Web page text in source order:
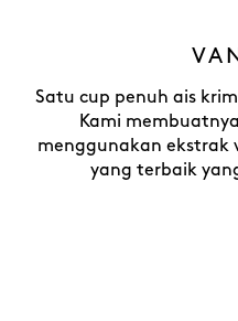
Satu cup penuh ais
Kami
menggunakan ekstrak
yang terbaik